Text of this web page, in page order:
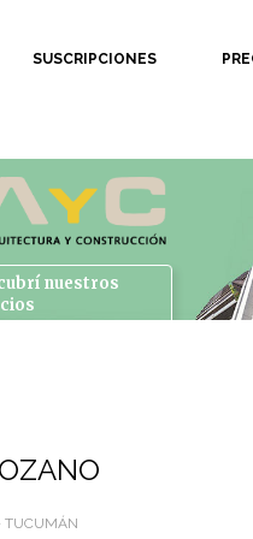
SUSCRIPCIONES
nuestros
TUCUMÁN